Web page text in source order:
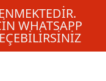
WHATSAPP